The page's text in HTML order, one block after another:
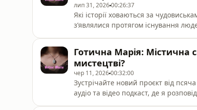
лип 31, 202600:26:37
Які історії ховаються за чудовиськами? В епізоді ми поговоримо про те, чому
зʼявлялися протягом існування
епізоді звучить пісня "Ой якеє
Готична Марія: Містична
мистецтві?
чер 11, 202600:32:00
Зустрічайте новий проєкт від
аудіо та відео подкаст, де я